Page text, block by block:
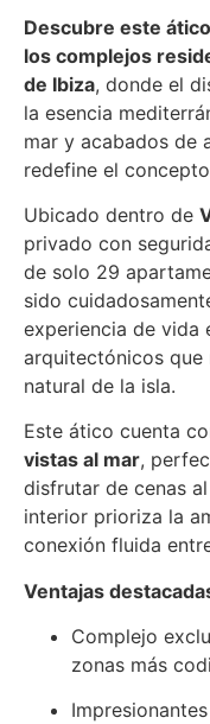
Descubre este
los complejos
de Ibiza, donde el
la esencia
mar y acabados de
redefine el
Ubicado dentro de
privado con
de solo 29
sido
experiencia de vida
arquitectónicos que
natural de la isla.
Este ático cuenta
vistas al mar,
disfrutar de cenas
interior prioriza la
conexión fluida
Ventajas
Complejo
zonas más